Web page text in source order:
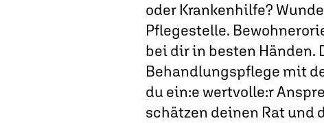
oder Krankenhilfe?
Pflegestelle.
bei dir in besten Händen.
Behandlungspflege mit
du ein:e wertvolle:r
schätzen deinen Rat und